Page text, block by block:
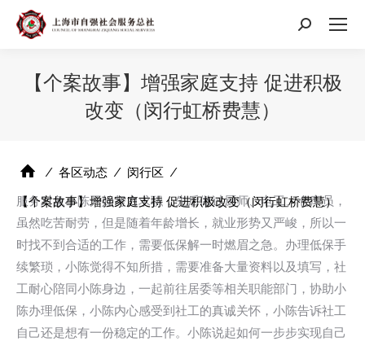
搜
【个案故事】增强家庭支持 促进积极
改变（闵行虹桥费慧）
⁄ 各区动态 ⁄ 闵行区 ⁄
【个案故事】增强家庭支持 促进积极改变（闵行虹桥费慧）
服务对象小陈开始努力求职，先后做过厨师、电工、仓库员，
虽然吃苦耐劳，但是随着年龄增长，就业形势又严峻，所以一
时找不到合适的工作，需要低保解一时燃眉之急。办理低保手
续繁琐，小陈觉得不知所措，需要准备大量资料以及填写，社
工耐心陪同小陈身边，一起前往居委等相关职能部门，协助小
陈办理低保，小陈内心感受到社工的真诚关怀，小陈告诉社工
自己还是想有一份稳定的工作。小陈说起如何一步步实现自己